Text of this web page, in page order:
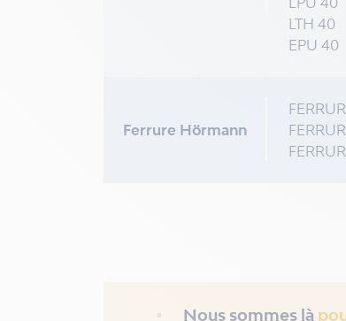
LTH 40
EPU 40
Ferrure Hörmann
Nous sommes là